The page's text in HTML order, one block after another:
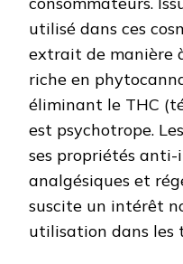
utilisé dans ces
extrait de manière
riche en
éliminant le THC
est psychotrope.
ses propriétés
analgésiques et
suscite un intérêt
utilisation dans les